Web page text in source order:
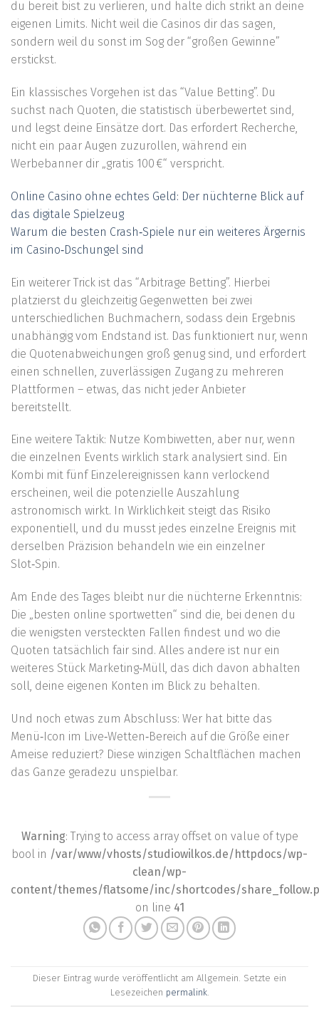
du bereit bist zu verlieren, und halte dich strikt an deine
eigenen Limits. Nicht weil die Casinos dir das sagen,
sondern weil du sonst im Sog der “großen Gewinne”
erstickst.
Ein klassisches Vorgehen ist das “Value Betting”. Du
suchst nach Quoten, die statistisch überbewertet sind,
und legst deine Einsätze dort. Das erfordert Recherche,
nicht ein paar Augen zuzurollen, während ein
Werbebanner dir „gratis 100 €“ verspricht.
Online Casino ohne echtes Geld: Der nüchterne Blick auf
das digitale Spielzeug
Warum die besten Crash‑Spiele nur ein weiteres Ärgernis
im Casino‑Dschungel sind
Ein weiterer Trick ist das “Arbitrage Betting”. Hierbei
platzierst du gleichzeitig Gegenwetten bei zwei
unterschiedlichen Buchmachern, sodass dein Ergebnis
unabhängig vom Endstand ist. Das funktioniert nur, wenn
die Quotenabweichungen groß genug sind, und erfordert
einen schnellen, zuverlässigen Zugang zu mehreren
Plattformen – etwas, das nicht jeder Anbieter
bereitstellt.
Eine weitere Taktik: Nutze Kombiwetten, aber nur, wenn
die einzelnen Events wirklich stark analysiert sind. Ein
Kombi mit fünf Einzelereignissen kann verlockend
erscheinen, weil die potenzielle Auszahlung
astronomisch wirkt. In Wirklichkeit steigt das Risiko
exponentiell, und du musst jedes einzelne Ereignis mit
derselben Präzision behandeln wie ein einzelner
Slot‑Spin.
Am Ende des Tages bleibt nur die nüchterne Erkenntnis:
Die „besten online sportwetten“ sind die, bei denen du
die wenigsten versteckten Fallen findest und wo die
Quoten tatsächlich fair sind. Alles andere ist nur ein
weiteres Stück Marketing‑Müll, das dich davon abhalten
soll, deine eigenen Konten im Blick zu behalten.
Und noch etwas zum Abschluss: Wer hat bitte das
Menü‑Icon im Live‑Wetten‑Bereich auf die Größe einer
Ameise reduziert? Diese winzigen Schaltflächen machen
das Ganze geradezu unspielbar.
Warning: Trying to access array offset on value of type
bool in /var/www/vhosts/studiowilkos.de/httpdocs/wp-
clean/wp-
content/themes/flatsome/inc/shortcodes/
on line 41
Dieser Eintrag wurde veröffentlicht am Allgemein. Setzte ein
Lesezeichen permalink.